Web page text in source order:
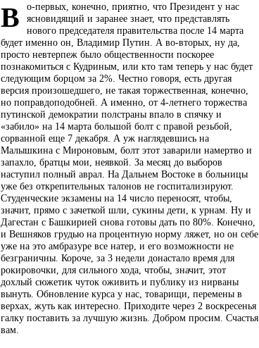
В
о-первых, конечно, приятно, что Президент у нас
ясновидящий и заранее знает, что представлять
нового председателя правительства после 14 марта
будет именно он, Владимир Путин. А во-вторых, ну да,
просто невтерпеж было общественности поскорее
познакомиться с Кудриным, или кто там теперь у нас будет
следующим борцом за 2%. Честно говоря, есть другая
версия произошедшего, не такая торжественная, конечно,
но поправдоподобней. А именно, от 4-летнего торжества
путинской демократии полстраны впало в спячку и
«забило» на 14 марта большой болт с правой резьбой,
сорванной еще 7 декабря. А уж наглядевшись на
Малышкина с Мироновым, болт этот заварили намертво и
запахло, братцы мои, неявкой. За месяц до выборов
наступил полный аврал. На Дальнем Востоке в больницы
уже без открепительных талонов не госпитализируют.
Студенческие экзамены на 14 число переносят, чтобы,
значит, прямо с зачеткой шли, сукины дети, к урнам. Ну и
Дагестан с Башкирией снова готовы дать по 80%. Конечно,
и Вешняков грудью на процентную норму ляжет, но он себе
уже на это амбразуре все натер, и его возможности не
безграничны. Короче, за 3 недели донастало время для
рокировочки, для сильного хода, чтобы, значит, этот
дохлый сюжетик чуток оживить и публику из нирваны
вынуть. Обновление курса у нас, товарищи, перемены в
верхах, жуть как интересно. Приходите через 2 воскресенья
галку поставить за лучшую жизнь. Добром просим. Счастья
вам.